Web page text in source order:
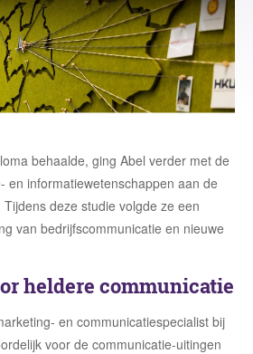
behaalde, ging Abel verder met de
en informatiewetenschappen aan de
deze studie volgde ze een
van bedrijfscommunicatie en nieuwe
heldere communicatie
en communicatiespecialist bij
voor de communicatie-uitingen